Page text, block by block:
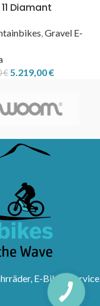
Diamant
,Gravel E-
€5.219,00€
E-Bikes, Service